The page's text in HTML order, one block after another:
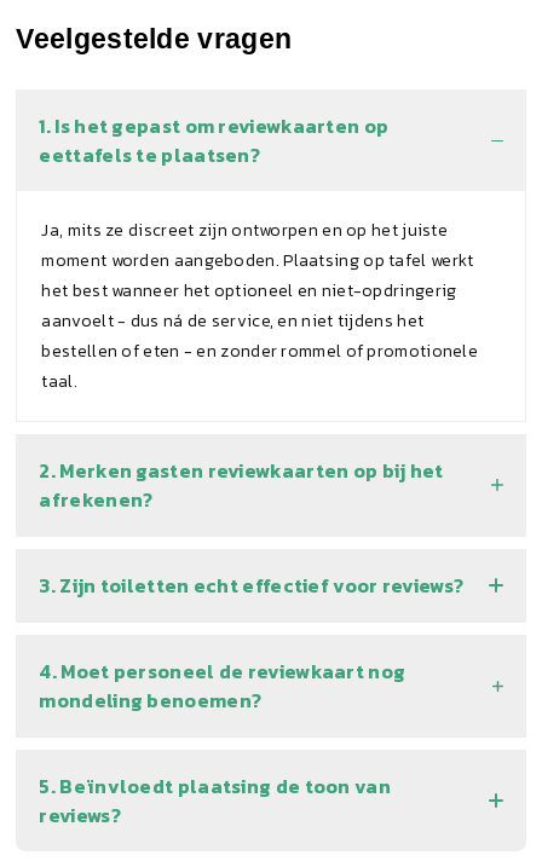
Veelgestelde vragen
1. Is het gepast om reviewkaarten op
eettafels te plaatsen?
Ja, mits ze discreet zijn ontworpen en op het juiste
moment worden aangeboden. Plaatsing op tafel werkt
het best wanneer het optioneel en niet-opdringerig
aanvoelt - dus ná de service, en niet tijdens het
bestellen of eten - en zonder rommel of promotionele
taal.
2. Merken gasten reviewkaarten op bij het
afrekenen?
3. Zijn toiletten echt effectief voor reviews?
4. Moet personeel de reviewkaart nog
mondeling benoemen?
5. Beïnvloedt plaatsing de toon van
reviews?